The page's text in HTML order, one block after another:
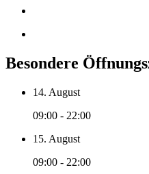
Besondere
14. August
09:00 - 22:00
15. August
09:00 - 22:00